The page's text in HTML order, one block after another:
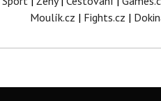
Moulík.cz | Fights.cz |